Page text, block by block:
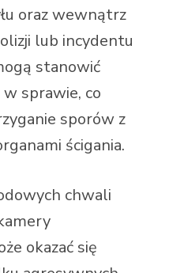
oraz wewnątrz
lub incydentu
stanowić
sprawie, co
sporów z
ścigania.
chwali
okazać się